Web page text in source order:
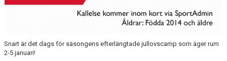
Snart är det dags för säsongens efterlängtade jullovscamp som äger rum
2-5 januari!